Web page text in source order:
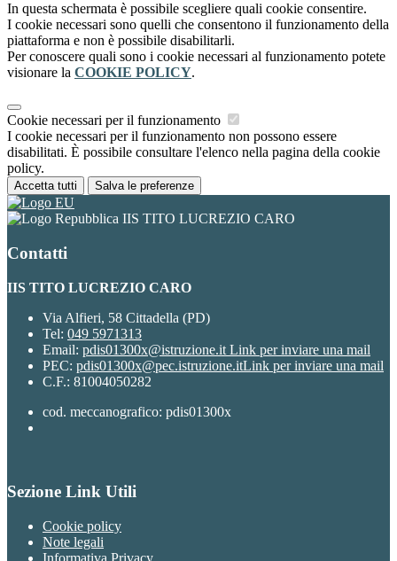
In questa schermata è possibile scegliere quali cookie consentire.
I cookie necessari sono quelli che consentono il funzionamento della
piattaforma e non è possibile disabilitarli.
Per conoscere quali sono i cookie necessari al funzionamento potete
visionare la COOKIE POLICY.
Cookie necessari per il funzionamento
I cookie necessari per il funzionamento non possono essere
disabilitati. È possibile consultare l'elenco nella pagina della cookie
policy.
Accetta tutti Salva le preferenze
IIS TITO LUCREZIO CARO
Contatti
IIS TITO LUCREZIO CARO
Via Alfieri, 58 Cittadella (PD)
Tel: 049 5971313
Email: pdis01300x@istruzione.it Link per inviare una mail
PEC: pdis01300x@pec.istruzione.itLink per inviare una mail
C.F.: 81004050282
cod. meccanografico: pdis01300x
Sezione Link Utili
Cookie policy
Note legali